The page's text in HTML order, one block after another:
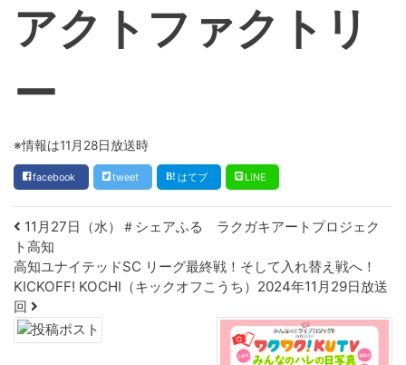
アクトファクトリ
ー
※情報は11月28日放送時
facebook tweet はてブ LINE
Post navigation
11月27日（水）＃シェアふる ラクガキアートプロジェク
ト高知
高知ユナイテッドSC リーグ最終戦！そして入れ替え戦へ！
KICKOFF! KOCHI（キックオフこうち）2024年11月29日放送
回